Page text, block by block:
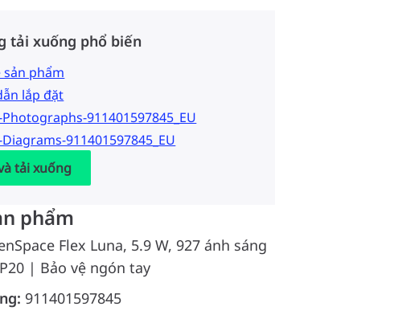
tải xuống phổ biến
sản phẩm
lắp đặt
911401597845_EU
911401597845_EU
tải xuống
phẩm
Flex Luna, 5.9 W, 927 ánh sáng
| Bảo vệ ngón tay
911401597845